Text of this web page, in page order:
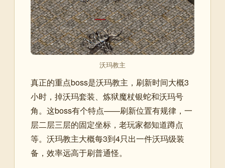
沃玛教主
真正的重点boss是沃玛教主，刷新时间大概3
小时，掉沃玛套装、炼狱魔杖银蛇和沃玛号
角。这boss有个特点——刷新位置有规律，一
层二层三层的固定坐标，老玩家都知道蹲点
等。沃玛教主大概每3到4只出一件沃玛级装
备，效率远高于刷普通怪。